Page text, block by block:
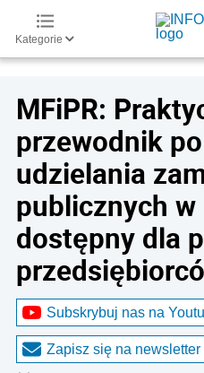
Kategorie
MFiPR:
przewodnik
udzielania
publicznych
dostępny dla
Subskrybuj nas na
Zapisz się na newsletter